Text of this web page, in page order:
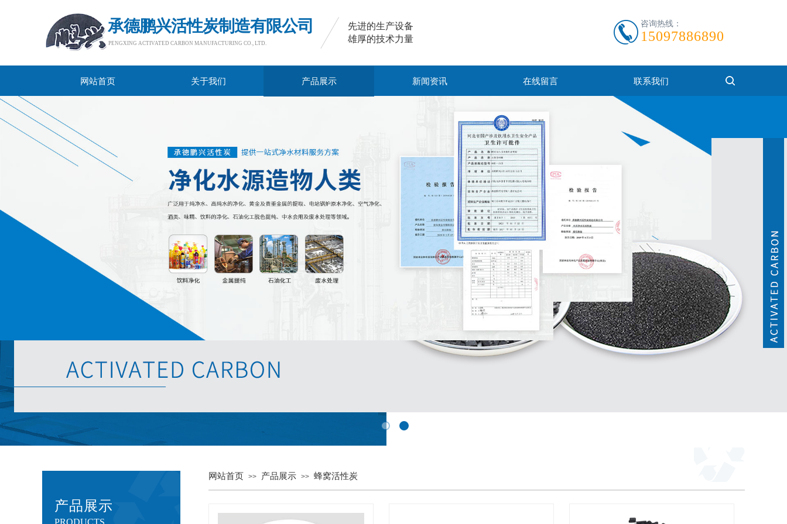
咨询热线：
PENGXING ACTIVATED CARBON MANUFACTURING CO., LTD.​​​
先进的生产设备
雄厚的技术力量
承德鹏兴活性炭制造有限公司
15097886890
网站首页 关于我们 产品展示 新闻资讯 在线留言 联系我们
产品展示
PRODUCTS
网站首页 >> 产品展示 >> 蜂窝活性炭